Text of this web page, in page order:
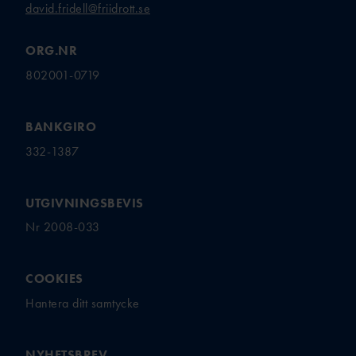
FÖRENINGSAFFÄRE
FRIIDROTTSSHOPP
EN
M
C
FOLKSP
EL
LINE
UNISPOR
FÖRBUNDSBANMÄT
TEKNISK
LEDARE
TEKNISK DELEGAT ICKE
ARENA
UTBILDAR
UTBILDNINGSANSVARIGA I VÅRA
david.fridell@friidrott.se
ORG.NR
802001-0719
BANKGIRO
332-1387
UTGIVNINGSBEVIS
Nr 2008-033
COOKIES
Hantera ditt samtycke